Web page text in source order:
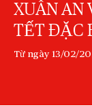
XUÂN AN
TẾT ĐẶC
Từ ngày 13/02/